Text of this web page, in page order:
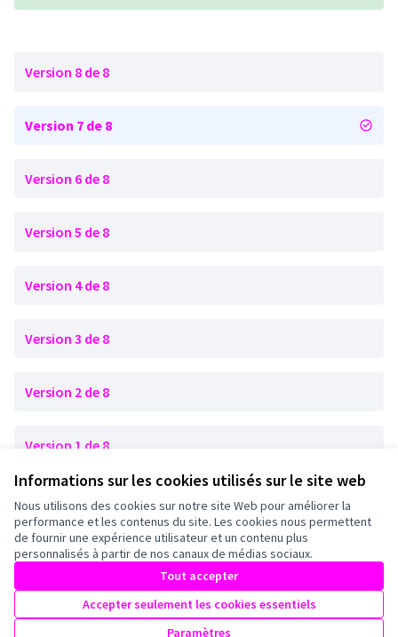
Informations sur les cookies utilisés sur le site web
Nous utilisons des cookies sur notre site Web pour améliorer la
performance et les contenus du site. Les cookies nous permettent
de fournir une expérience utilisateur et un contenu plus
personnalisés à partir de nos canaux de médias sociaux.
Tout accepter
Accepter seulement les cookies essentiels
Paramètres
Version 8 de 8
Version 7 de 8
Version 6 de 8
Version 5 de 8
Version 4 de 8
Version 3 de 8
Version 2 de 8
Version 1 de 8
Conditions d'utilisation
Paramètres des cookies
Mairie de Bagneux sur X
(Lien externe)
Mairie de Bagneux sur Facebook
Mairie de Bagneux sur Instagram
Mairie de Bagneux sur YouTube
(Lien externe)
Licence
(Lien